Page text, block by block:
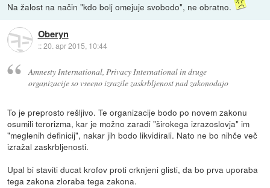
Na žalost na način "kdo bolj omejuje svobodo", ne obratno.
Oberyn
::20. apr 2015, 10:44
Amnesty International, Privacy International in druge
organizacije so vseeno izrazile zaskrbljenost nad zakonodajo
To je preprosto rešljivo. Te organizacije bodo po novem zakonu
osumili terorizma, kar je možno zaradi "širokega izrazoslovja" im
"meglenih definicij", nakar jih bodo likvidirali. Nato ne bo nihče več
izražal zaskrbljenosti.
Upal bi staviti ducat krofov proti crknjeni glisti, da bo prva uporaba
tega zakona zloraba tega zakona.